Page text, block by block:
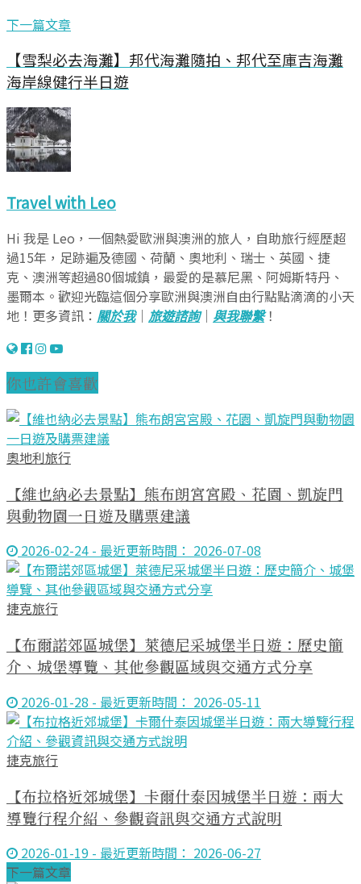
下一篇文章
【雪梨必去海灘】邦代海灘隨拍、邦代至庫吉海灘
海岸線健行半日遊
Travel with Leo
Hi 我是 Leo，一個熱愛歐洲與澳洲的旅人，自助旅行經歷超
過15年，足跡遍及德國、荷蘭、奧地利、瑞士、英國、捷
克、澳洲等超過80個城鎮，最愛的是慕尼黑、阿姆斯特丹、
墨爾本。歡迎光臨這個分享歐洲與澳洲自由行點點滴滴的小天
地！更多資訊： 關於我｜ 旅遊諮詢｜ 與我聯繫！
你也許會喜歡
奧地利旅行
【維也納必去景點】熊布朗宮宮殿、花園、凱旋門
與動物園一日遊及購票建議
2026-02-24 - 最近更新時間： 2026-07-08
捷克旅行
【布爾諾郊區城堡】萊德尼采城堡半日遊：歷史簡
介、城堡導覽、其他參觀區域與交通方式分享
2026-01-28 - 最近更新時間： 2026-05-11
捷克旅行
【布拉格近郊城堡】卡爾什泰因城堡半日遊：兩大
導覽行程介紹、參觀資訊與交通方式說明
2026-01-19 - 最近更新時間： 2026-06-27
下一篇文章